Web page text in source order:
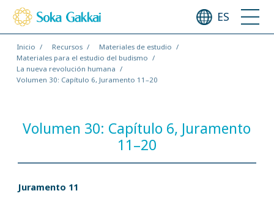
ES
Inicio Recursos
Materiales de estudio
Materiales para el estudio del budismo
La nueva revolución humana
Volumen 30: Capítulo 6, Juramento 11–20
Volumen 30: Capítulo 6, Juramento
11–20
Juramento 11